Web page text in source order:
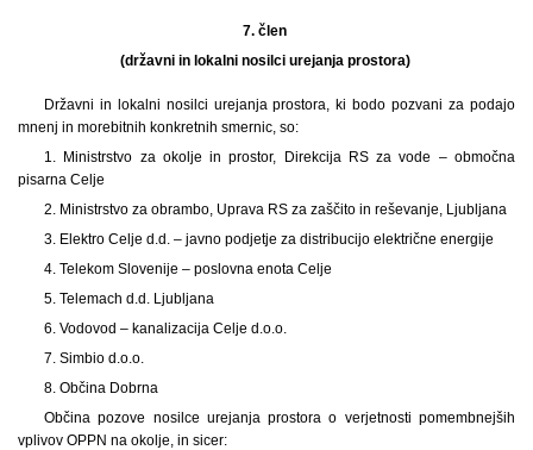
7. člen
(državni in lokalni nosilci urejanja prostora)
Državni in lokalni nosilci urejanja prostora, ki bodo pozvani za podajo
mnenj in morebitnih konkretnih smernic, so:
1. Ministrstvo za okolje in prostor, Direkcija RS za vode – območna
pisarna Celje
2. Ministrstvo za obrambo, Uprava RS za zaščito in reševanje, Ljubljana
3. Elektro Celje d.d. – javno podjetje za distribucijo električne energije
4. Telekom Slovenije – poslovna enota Celje
5. Telemach d.d. Ljubljana
6. Vodovod – kanalizacija Celje d.o.o.
7. Simbio d.o.o.
8. Občina Dobrna
Občina pozove nosilce urejanja prostora o verjetnosti pomembnejših
vplivov OPPN na okolje, in sicer: